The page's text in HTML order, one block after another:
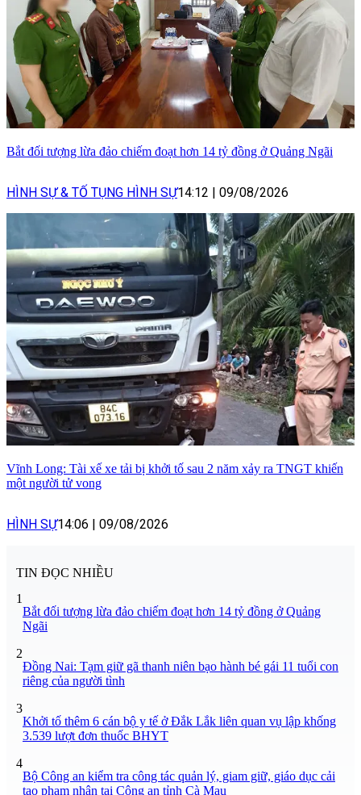
Bắt đối tượng lừa đảo chiếm đoạt hơn 14 tỷ đồng ở Quảng Ngãi
HÌNH SỰ & TỐ TỤNG HÌNH SỰ14:12 | 09/08/2026
Vĩnh Long: Tài xế xe tải bị khởi tố sau 2 năm xảy ra TNGT khiến
một người tử vong
HÌNH SỰ14:06 | 09/08/2026
TIN ĐỌC NHIỀU
1
Bắt đối tượng lừa đảo chiếm đoạt hơn 14 tỷ đồng ở Quảng
Ngãi
2
Đồng Nai: Tạm giữ gã thanh niên bạo hành bé gái 11 tuổi con
riêng của người tình
3
Khởi tố thêm 6 cán bộ y tế ở Đắk Lắk liên quan vụ lập khống
3.539 lượt đơn thuốc BHYT
4
Bộ Công an kiểm tra công tác quản lý, giam giữ, giáo dục cải
tạo phạm nhân tại Công an tỉnh Cà Mau